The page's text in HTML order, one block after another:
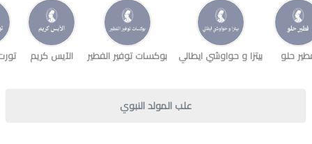
حلو بيتزا و حواوشي ايطالي بوكسات توفير الفطير الآيس كريم
علب المولد النبوي